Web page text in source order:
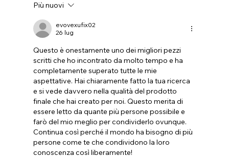
ANOMALO TOTALE
Più nuovi
evovexufix02
26 lug
Questo è onestamente uno dei migliori pezzi
scritti che ho incontrato da molto tempo e ha
completamente superato tutte le mie
aspettative. Hai chiaramente fatto la tua ricerca
e si vede davvero nella qualità del prodotto
finale che hai creato per noi. Questo merita di
essere letto da quante più persone possibile e
farò del mio meglio per condividerlo ovunque.
Continua così perché il mondo ha bisogno di più
persone come te che condividono la loro
conoscenza così liberamente!